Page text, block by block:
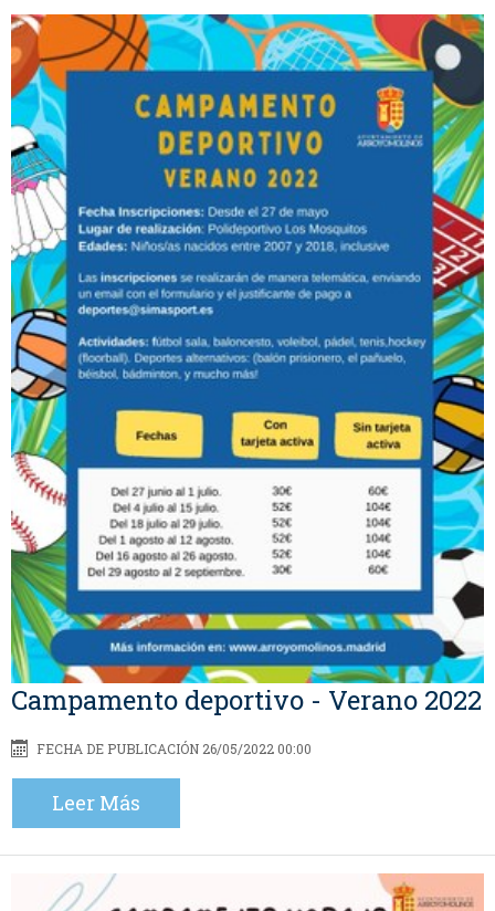
Campamento deportivo - Verano 2022
FECHA DE PUBLICACIÓN 26/05/2022 00:00
Leer Más